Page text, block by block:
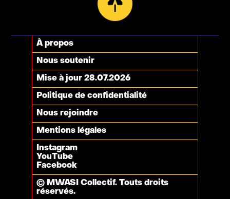
À propos
Nous soutenir
Politique de confidentialité
Mise à jour 28.07.2026
Instagram
YouTube
Facebook
Nous rejoindre
Mentions légales
© MWASI Collectif. Touts droits
réservés.